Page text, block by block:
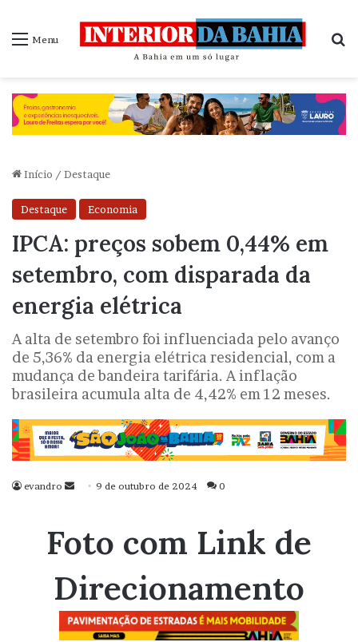
Menu
Início / Destaque
Destaque Economia
IPCA: preços sobem 0,44% em
setembro, com disparada da
energia elétrica
A alta de setembro foi influenciada pelo avanço
de 5,36% da energia elétrica residencial, com a
mudança de bandeira tarifária. A inflação
brasileira acumula alta de 4,42% em 12 meses.
evandro
Mande
mail
9 de outubro de 2024 0
Foto com Link de
Direcionamento